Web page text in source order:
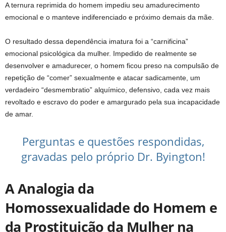
A ternura reprimida do homem impediu seu amadurecimento
emocional e o manteve indiferenciado e próximo demais da mãe.
O resultado dessa dependência imatura foi a “carnificina”
emocional psicológica da mulher. Impedido de realmente se
desenvolver e amadurecer, o homem ficou preso na compulsão de
repetição de “comer” sexualmente e atacar sadicamente, um
verdadeiro “desmembratio” alquímico, defensivo, cada vez mais
revoltado e escravo do poder e amargurado pela sua incapacidade
de amar.
Perguntas e questões respondidas,
gravadas pelo próprio Dr. Byington!
A Analogia da
Homossexualidade do Homem e
da Prostituição da Mulher na